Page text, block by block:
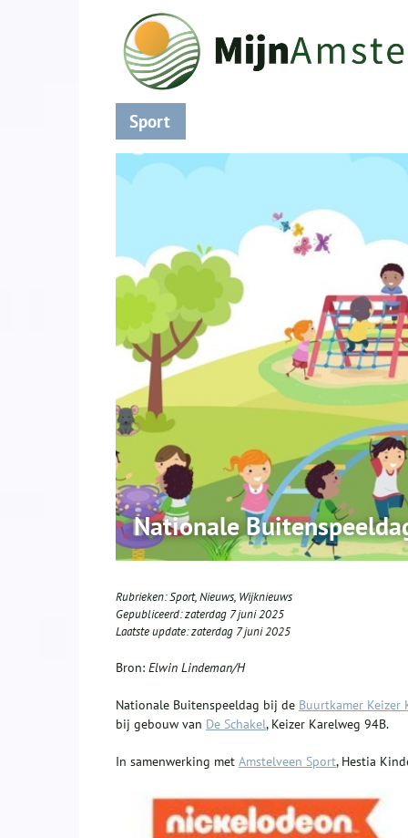
Sport
Nationale
Rubrieken:Sport,Nieuws, Wijknieuws
Gepubliceerd:zaterdag 7 juni 2025
Laatste update:zaterdag 7 juni 2025
Bron: Elwin Lindeman/H
Nationale Buitenspeeldag bij de Buurtkamer Keizer
bij gebouw van De Schakel, Keizer Karelweg 94B.
In samenwerking met Amstelveen Sport, Hestia